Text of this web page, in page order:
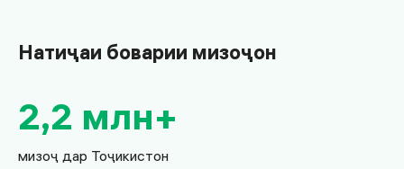
Натиҷаи боварии мизоҷон
2,2 млн+
мизоҷ дар Тоҷикистон